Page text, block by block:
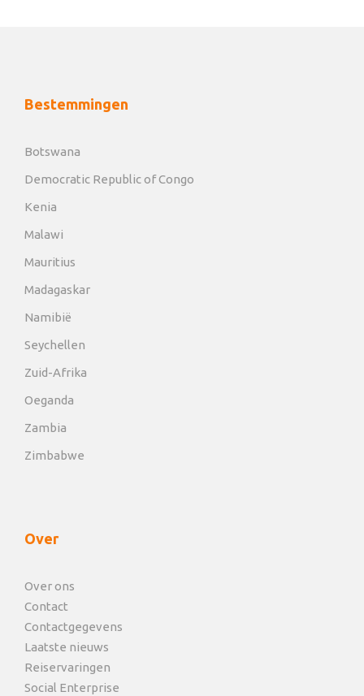
Bestemmingen
Botswana
Democratic Republic of Congo
Kenia
Malawi
Mauritius
Madagaskar
Namibië
Seychellen
Zuid-Afrika
Oeganda
Zambia
Zimbabwe
Over
Over ons
Contact
Contactgegevens
Laatste nieuws
Reiservaringen
Social Enterprise